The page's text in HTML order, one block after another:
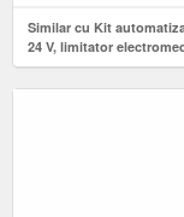
Similar cu Kit
24 V, limitator